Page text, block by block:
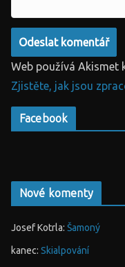
Web používá Akismet
Zjistěte, jak jsou
Facebook
Nové komenty
Josef Kotrla: Šamoný
kanec: Skialpování